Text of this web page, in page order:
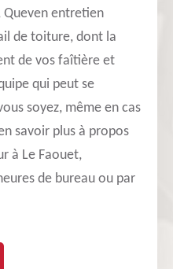
Queven entretien
de toiture, dont la
de vos faîtière et
qui peut se
soyez, même en cas
savoir plus à propos
à Le Faouet,
de bureau ou par